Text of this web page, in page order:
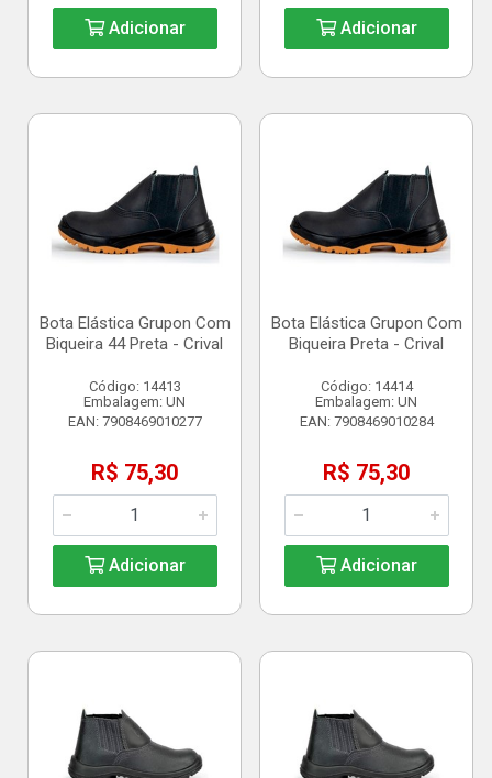
Adicionar Adicionar
Bota Elástica Grupon Com
Biqueira 44 Preta - Crival
Código: 14413
Embalagem: UN
EAN: 7908469010277
R$ 75,30
Adicionar
Bota Elástica Grupon Com
Biqueira Preta - Crival
Código: 14414
Embalagem: UN
EAN: 7908469010284
R$ 75,30
Adicionar